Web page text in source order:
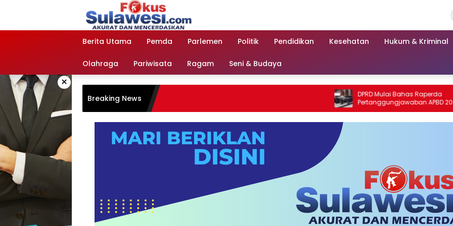
Berita Utama
Pemda Parlemen Politik Pendidikan Kesehatan Hukum & Kriminal
Olahraga Pariwisata Ragam Seni & Budaya
×
Breaking News
DPRD Mulai Bahas Raperda
Pertanggungjawaban APBD 2025
Kabupaten Parigi Moutong